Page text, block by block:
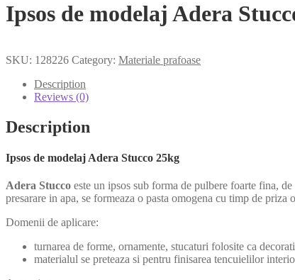
Ipsos de modelaj Adera
SKU: 128226 Category: Materiale prafoase
Description
Reviews (0)
Description
Ipsos de modelaj Adera Stucco 25kg
Adera Stucco este un ipsos sub forma de pulbere foarte fina,
presarare in apa, se formeaza o pasta omogena cu timp de
Domenii de aplicare:
turnarea de forme, ornamente, stucaturi folosite ca
materialul se preteaza si pentru finisarea tencuielilor